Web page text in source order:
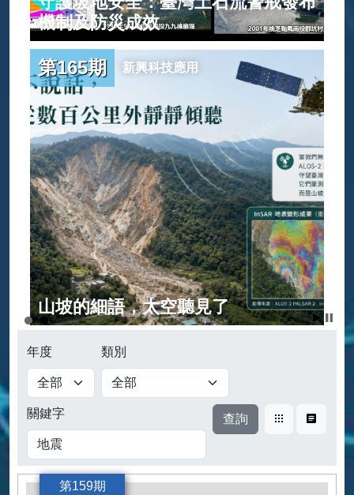
機制及防災成效
第165期 新興科技應用
山坡的細語，太空聽見了
年度 類別
關鍵字 查詢 卡片式表格式
第159期